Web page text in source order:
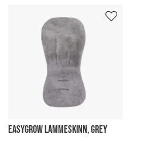
EASYGROW LAMMESKINN, GREY